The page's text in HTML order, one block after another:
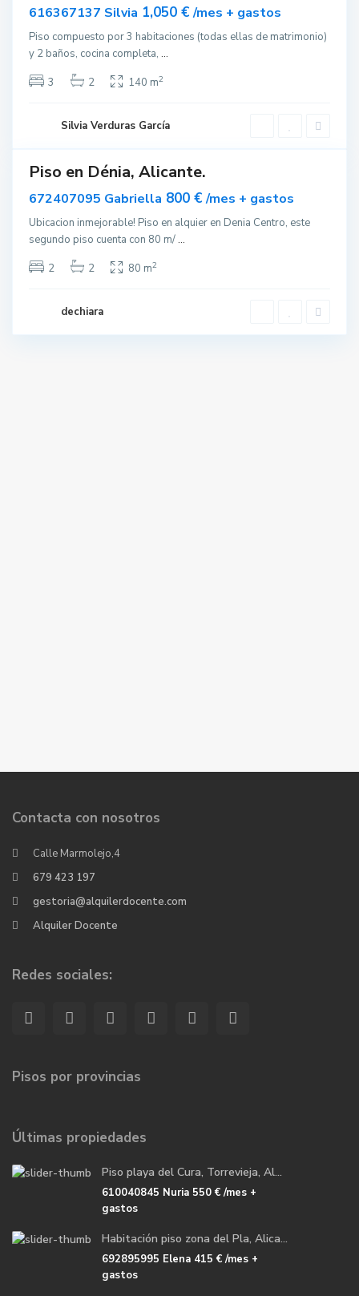
616367137 Silvia 1,050 €/mes + gastos
Piso compuesto por 3 habitaciones (todas ellas de matrimonio)
y 2 baños, cocina completa, ...
3
2 140 m2
Silvia Verduras García
D
é
Piso en Dénia, Alicante.
672407095 Gabriella 800 €/mes + gastos
Ubicacion inmejorable! Piso en alquier en Denia Centro, este
segundo piso cuenta con 80 m/...
2
2 80 m2
dechiara
Contacta con nosotros
Calle Marmolejo,4
679 423 197
gestoria@alquilerdocente.com
Alquiler Docente
Redes sociales:
Pisos por provincias
Últimas propiedades
Piso playa del Cura, Torrevieja, Al...
610040845 Nuria 550 €/mes +
gastos
Habitación piso zona del Pla, Alica...
692895995 Elena 415 €/mes +
gastos